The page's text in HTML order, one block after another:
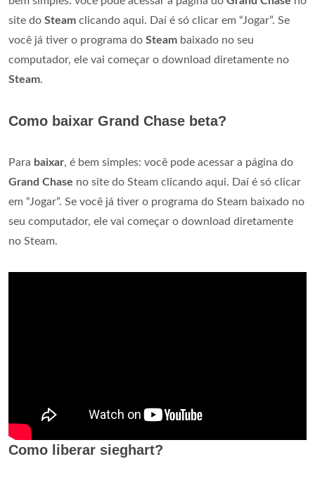
site do Steam clicando aqui. Daí é só clicar em “Jogar”. Se
você já tiver o programa do Steam baixado no seu
computador, ele vai começar o download diretamente no
Steam.
Como baixar Grand Chase beta?
Para baixar, é bem simples: você pode acessar a página do
Grand Chase no site do Steam clicando aqui. Daí é só clicar
em “Jogar”. Se você já tiver o programa do Steam baixado no
seu computador, ele vai começar o download diretamente
no Steam.
Como liberar sieghart?